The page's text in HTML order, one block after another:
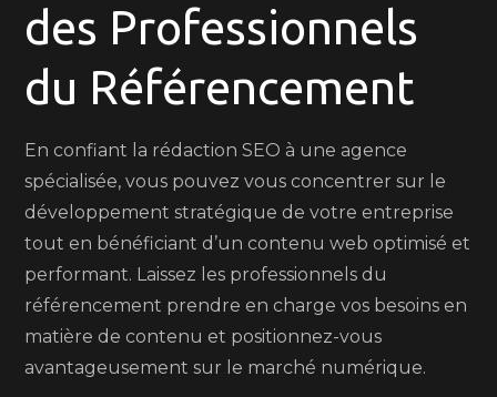
des Professionnels
du Référencement
En confiant la rédaction SEO à une agence
spécialisée, vous pouvez vous concentrer sur le
développement stratégique de votre entreprise
tout en bénéficiant d’un contenu web optimisé et
performant. Laissez les professionnels du
référencement prendre en charge vos besoins en
matière de contenu et positionnez-vous
avantageusement sur le marché numérique.